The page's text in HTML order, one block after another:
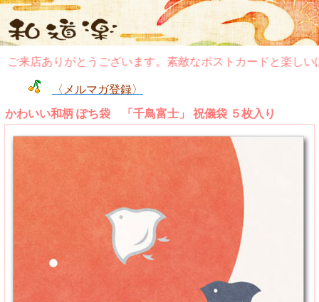
来店ありがとうございます。素敵なポストカードと楽しいぽ
〈メルマガ登録〉
かわいい和柄 ぽち袋 「千鳥富士」 祝儀袋 ５枚入り